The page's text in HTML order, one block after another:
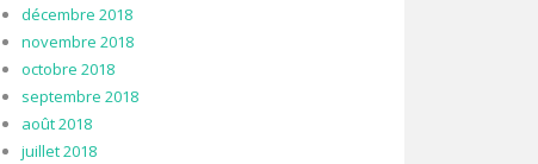
décembre 2018
novembre 2018
octobre 2018
septembre 2018
août 2018
juillet 2018